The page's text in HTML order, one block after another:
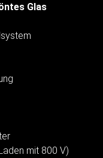
Glas
mit 800 V)